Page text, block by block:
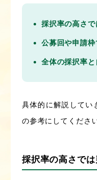
採択率の高さ
公募回や申請
全体の採択率
具体的に解説してい
の参考にしてください
採択率の高さで